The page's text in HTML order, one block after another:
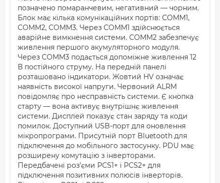
позначено помаранчевим, негативний — чорним.
Блок має кілька комунікаційних портів: COMM1,
COMM2, COMM3. Через COMM1 здійснюється
аварійне вимкнення системи. COMM2 забезпечує
живлення першого акумуляторного модуля.
Через COMM3 подається допоміжне живлення 12
В постійного струму. На передній панелі
розташовано індикатори. Жовтий HV означає
наявність високої напруги. Червоний ALRM
повідомляє про несправність системи. Є кнопка
старту — вона активує внутрішнє живлення
системи. Дисплей показує стан заряду та коди
помилок. Доступний USB-порт для оновлення
мікропрограми. Присутній порт Bluetooth для
підключення до мобільного застосунку. PDU має
розширену комутацію з інверторами.
Передбачені роз’єми PCS1+ і PCS2+ для
підключення позитивних полюсів інверторів.